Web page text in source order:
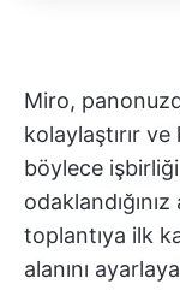
Miro,
kolaylaştırır
böylece işbirliği
toplantıya ilk
alanını